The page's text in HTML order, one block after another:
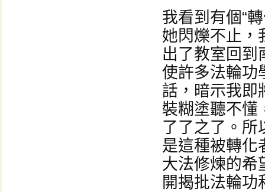
我看到有個“
她閃爍不止，
出了教室回到
使許多法輪功
話，暗示我即
裝糊塗聽不懂
了了之了。所
是這種被轉化
大法修煉的希
開揭批法輪功